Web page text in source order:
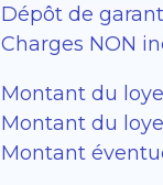
Dépôt de
Charges NON
Montant du
Montant du
Montant